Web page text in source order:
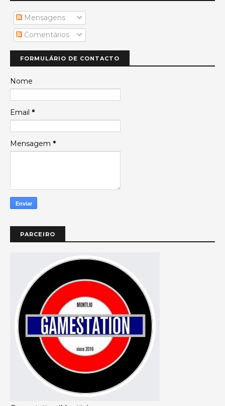
Mensagens
Comentários
FORMULÁRIO DE CONTACTO
Nome
Email *
Mensagem *
PARCEIRO